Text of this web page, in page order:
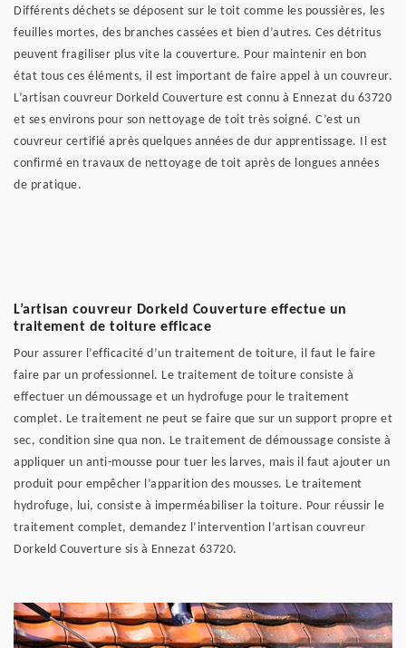
Différents déchets se déposent sur le toit comme les poussières, les
feuilles mortes, des branches cassées et bien d’autres. Ces détritus
peuvent fragiliser plus vite la couverture. Pour maintenir en bon
état tous ces éléments, il est important de faire appel à un couvreur.
L’artisan couvreur Dorkeld Couverture est connu à Ennezat du 63720
et ses environs pour son nettoyage de toit très soigné. C’est un
couvreur certifié après quelques années de dur apprentissage. Il est
confirmé en travaux de nettoyage de toit après de longues années
de pratique.
L’artisan couvreur Dorkeld Couverture effectue un
traitement de toiture efficace
Pour assurer l’efficacité d’un traitement de toiture, il faut le faire
faire par un professionnel. Le traitement de toiture consiste à
effectuer un démoussage et un hydrofuge pour le traitement
complet. Le traitement ne peut se faire que sur un support propre et
sec, condition sine qua non. Le traitement de démoussage consiste à
appliquer un anti-mousse pour tuer les larves, mais il faut ajouter un
produit pour empêcher l’apparition des mousses. Le traitement
hydrofuge, lui, consiste à imperméabiliser la toiture. Pour réussir le
traitement complet, demandez l’intervention l’artisan couvreur
Dorkeld Couverture sis à Ennezat 63720.